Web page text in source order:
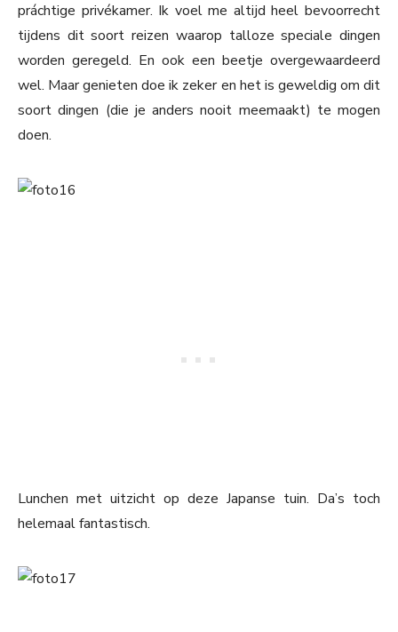
práchtige privékamer. Ik voel me altijd heel bevoorrecht
tijdens dit soort reizen waarop talloze speciale dingen
worden geregeld. En ook een beetje overgewaardeerd
wel. Maar genieten doe ik zeker en het is geweldig om dit
soort dingen (die je anders nooit meemaakt) te mogen
doen.
Lunchen met uitzicht op deze Japanse tuin. Da’s toch
helemaal fantastisch.